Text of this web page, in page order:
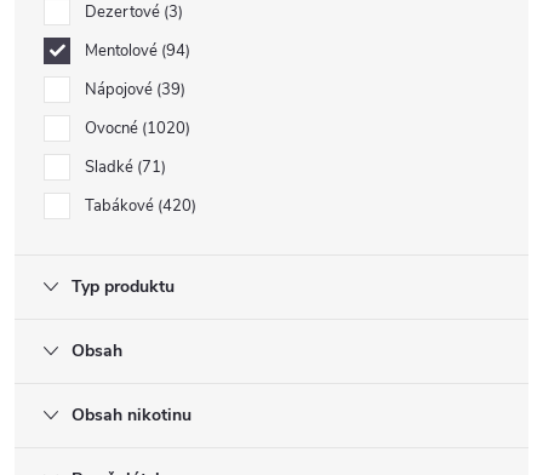
Dezertové 3
Mentolové 94
Nápojové 39
Ovocné 1020
Sladké 71
Tabákové 420
Typ produktu
Obsah
Obsah nikotinu